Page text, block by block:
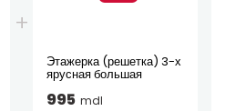
Этажерка (решетка) 3-х
ярусная большая
995 mdl